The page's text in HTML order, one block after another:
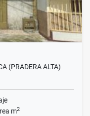
(PRADERA ALTA)
m2